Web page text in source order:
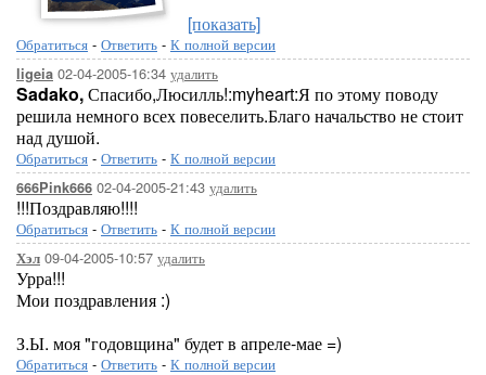
[показать]
Обратиться - Ответить - К полной версии
ligeia 02-04-2005-16:34 удалить
Sadako,Спасибо,Люсилль!:myheart:Я по этому поводу
решила немного всех повеселить.Благо начальство не стоит
над душой.
Обратиться - Ответить - К полной версии
666Pink666 02-04-2005-21:43 удалить
!!!Поздравляю!!!!
Обратиться - Ответить - К полной версии
Хэл 09-04-2005-10:57 удалить
Урра!!!
Мои поздравления :)
З.Ы. моя "годовщина" будет в апреле-мае =)
Обратиться - Ответить - К полной версии